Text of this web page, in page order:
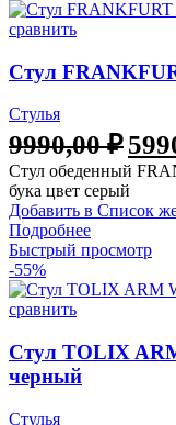
сравнить
Стул
Стулья
9990,00₽
Стул обеденный
бука цвет серый
Добавить в Список
Подробнее
Быстрый просмотр
-55%
сравнить
Стул TOLIX
черный
Стулья